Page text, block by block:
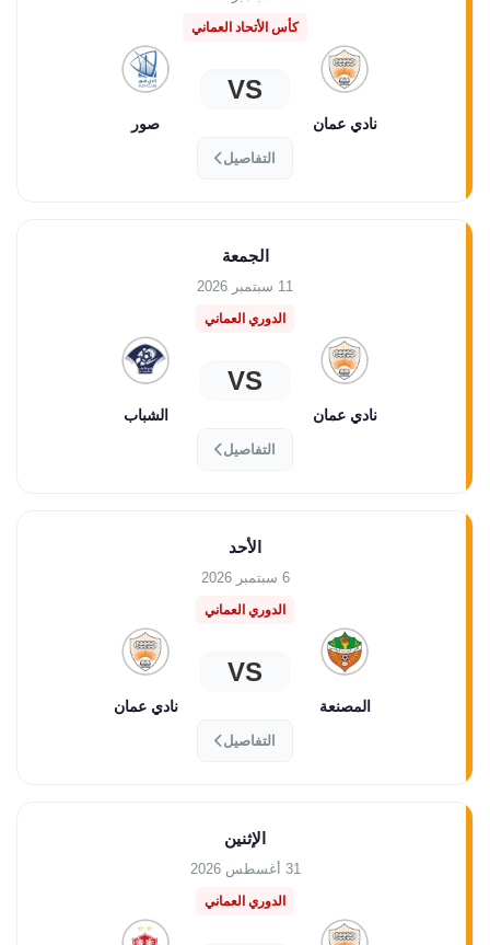
كأس الأتحاد العماني
نادي عمان
VS
صور
التفاصيل
الجمعة
11 سبتمبر 2026
الدوري العماني
نادي عمان
VS
الشباب
التفاصيل
الأحد
6 سبتمبر 2026
الدوري العماني
المصنعة
VS
نادي عمان
التفاصيل
الإثنين
31 أغسطس 2026
الدوري العماني